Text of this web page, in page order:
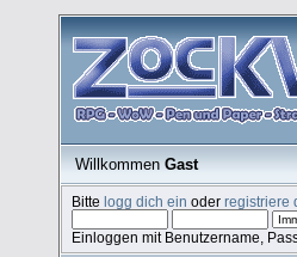
Willkommen Gast
Bittelogg dich ein oderregistriere
Einloggen mit Benutzername,